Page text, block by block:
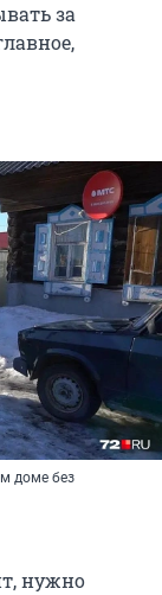
за
доме без
нужно